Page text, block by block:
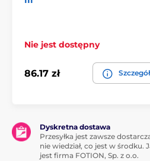
Nie jest dostępny
86.17 zł
Dyskretna dostawa
Przesyłka jest zawsze
nie wiedział, co jest w
jest firma FOTION, Sp. z o.o.